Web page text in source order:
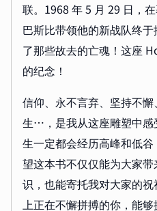
联。1968 年 5 月 29 日，
巴斯比带领他的新战队终
了那些故去的亡魂！这座
的纪念！
信仰、永不言弃、坚持不
生…，是我从这座雕塑中感
生一定都会经历高峰和低
望这本书不仅仅能为大家
识，也能寄托我对大家的
上正在不懈拼搏的你，能